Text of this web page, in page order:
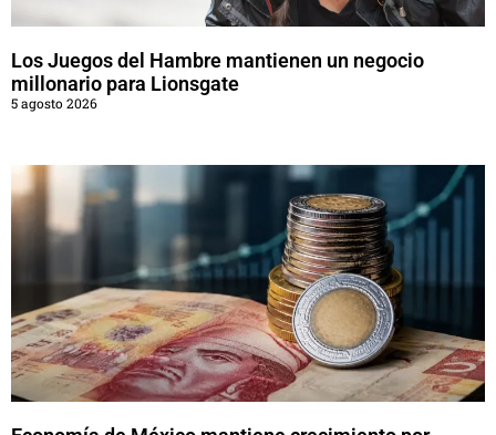
Los Juegos del Hambre mantienen un negocio
millonario para Lionsgate
5 agosto 2026